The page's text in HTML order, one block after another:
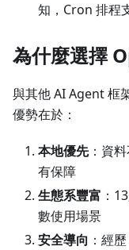
知，Cron 排程
為什麼選擇
與其他 AI Agent 框
優勢在於：
本地優先：資
有保障
生態系豐富 ：
數使用場景
安全導向 ：經